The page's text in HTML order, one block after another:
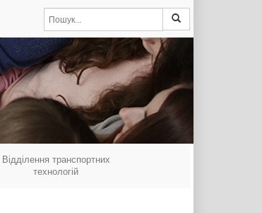
Відділення транспортних
технологій